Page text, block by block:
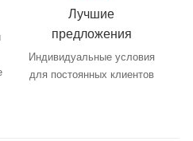
Лучшие
предложения
Индивидуальные условия
для постоянных клиентов